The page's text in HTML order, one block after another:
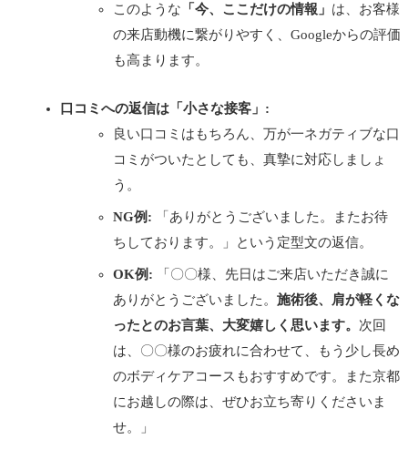
このような 「今、ここだけの情報」 は、お客様
の来店動機に繋がりやすく、Googleからの評価
も高まります。
口コミへの返信は「小さな接客」:
良い口コミはもちろん、万が一ネガティブな口
コミがついたとしても、真摯に対応しましょ
う。
NG例: 「ありがとうございました。またお待
ちしております。」という定型文の返信。
OK例: 「〇〇様、先日はご来店いただき誠に
ありがとうございました。 施術後、肩が軽くな
ったとのお言葉、大変嬉しく思います。 次回
は、〇〇様のお疲れに合わせて、もう少し長め
のボディケアコースもおすすめです。また京都
にお越しの際は、ぜひお立ち寄りくださいま
せ。」